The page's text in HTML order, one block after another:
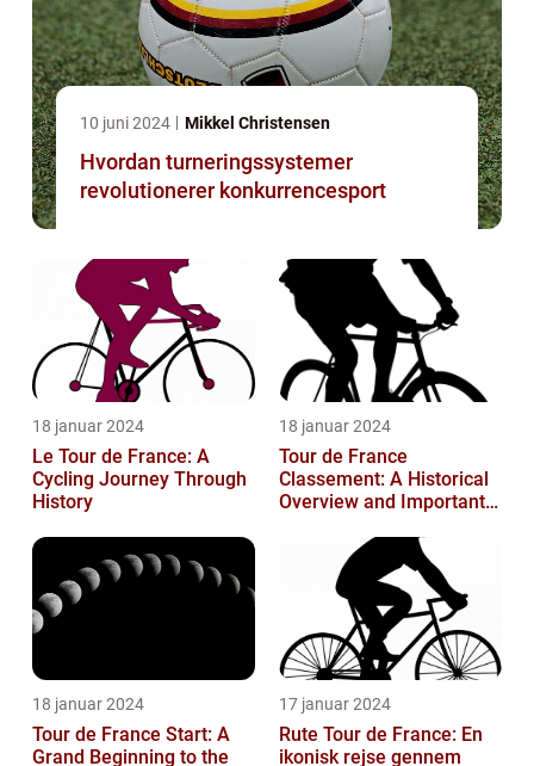
10 juni 2024 Mikkel Christensen
Hvordan turneringssystemer
revolutionerer konkurrencesport
18 januar 2024
Le Tour de France: A
Cycling Journey Through
History
18 januar 2024
Tour de France
Classement: A Historical
Overview and Important
18 januar 2024
Tour de France Start: A
Grand Beginning to the
17 januar 2024
Rute Tour de France: En
ikonisk rejse gennem